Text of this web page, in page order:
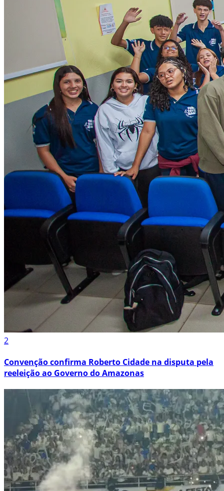
2
Convenção confirma Roberto Cidade na disputa pela
reeleição ao Governo do Amazonas